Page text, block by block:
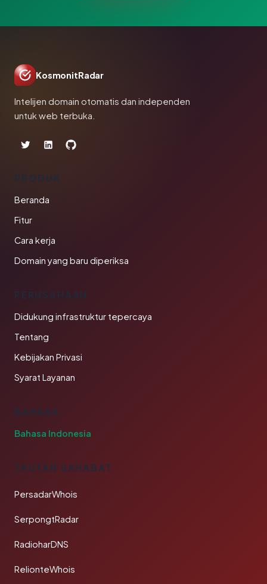
KosmonitRadar
Intelijen domain otomatis dan independen
untuk web terbuka.
PRODUK
Beranda
Fitur
Cara kerja
Domain yang baru diperiksa
PERUSAHAAN
Didukung infrastruktur tepercaya
Tentang
Kebijakan Privasi
Syarat Layanan
BAHASA
Bahasa Indonesia
TAUTAN SAHABAT
PersadarWhois
SerpongtRadar
RadioharDNS
RelionteWhois